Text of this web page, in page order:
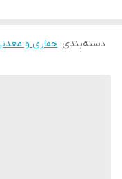
دسته‌بندی: حفاری و